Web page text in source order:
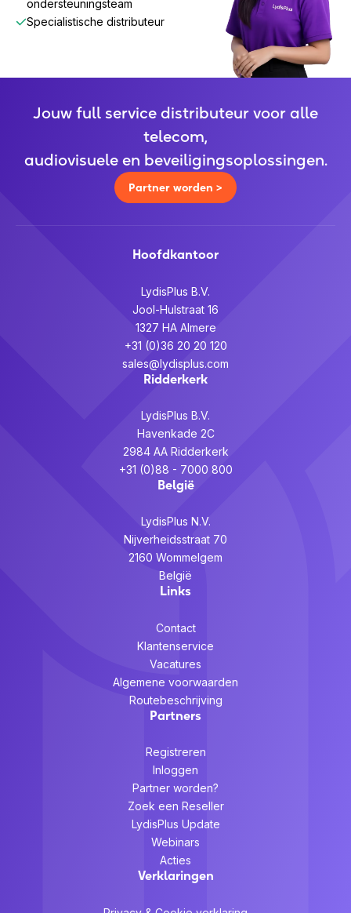
ondersteuningsteam
Specialistische distributeur
Jouw full service distributeur voor alle
telecom,
audiovisuele en beveiligingsoplossingen.
Partner worden >
Hoofdkantoor
LydisPlus B.V.
Jool-Hulstraat 16
1327 HA Almere
+31 (0)36 20 20 120
sales@lydisplus.com
Ridderkerk
LydisPlus B.V.
Havenkade 2C
2984 AA Ridderkerk
+31 (0)88 - 7000 800
België
LydisPlus N.V.
Nijverheidsstraat 70
2160 Wommelgem
België
Links
Contact
Klantenservice
Vacatures
Algemene voorwaarden
Routebeschrijving
Partners
Registreren
Inloggen
Partner worden?
Zoek een Reseller
LydisPlus Update
Webinars
Acties
Verklaringen